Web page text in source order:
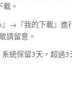
。
』→『我的下載』進
請留意。
統保留3天，超過